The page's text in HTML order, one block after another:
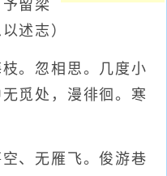
留梁
述志）
。忽相思。几度小
觅处，漫徘徊。寒
、无雁飞。俊游巷